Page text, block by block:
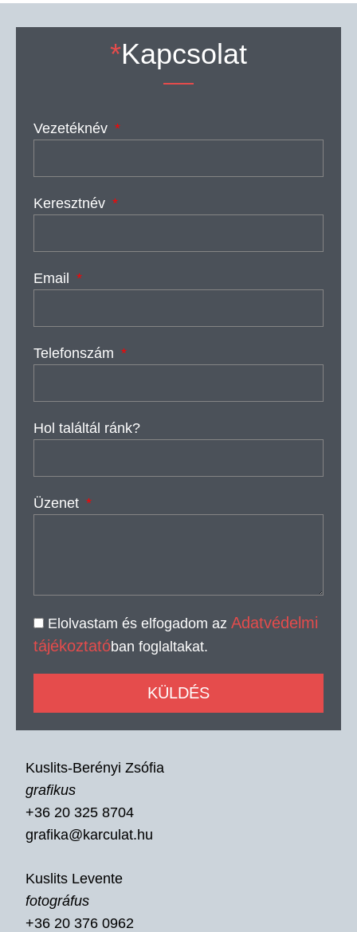
*Kapcsolat
Vezetéknév
Keresztnév
Email
Telefonszám
Hol találtál ránk?
Üzenet
Elolvastam és elfogadom azAdatvédelmi
tájékoztatóban foglaltakat.
KÜLDÉS
Kuslits-Berényi Zsófia
grafikus
+36 20 325 8704
grafika@karculat.hu
Kuslits Levente
fotográfus
+36 20 376 0962